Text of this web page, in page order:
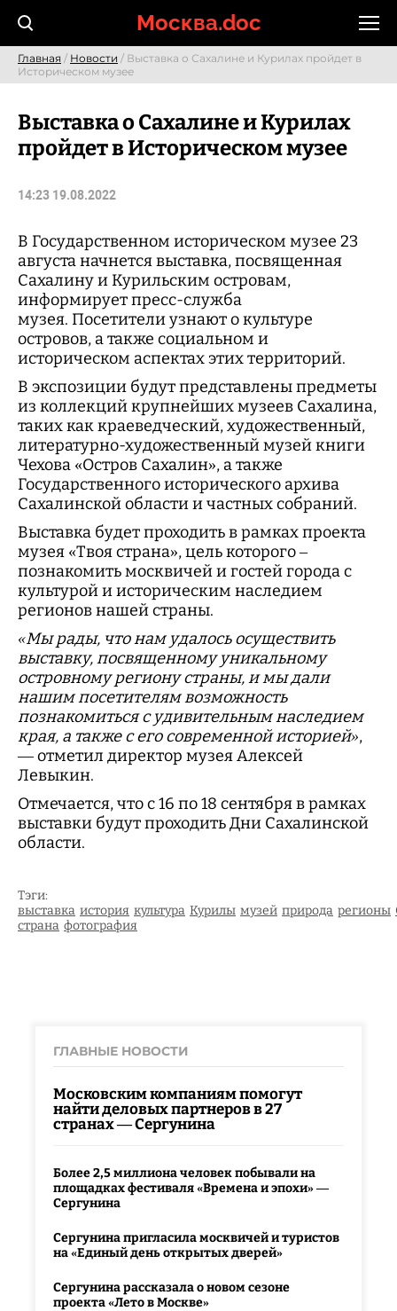
Москва.doc
Главная / Новости / Выставка о Сахалине и Курилах пройдет в
Историческом музее
Выставка о Сахалине и Курилах
пройдет в Историческом музее
14:23 19.08.2022
В Государственном историческом музее 23
августа начнется выставка, посвященная
Сахалину и Курильским островам,
информирует пресс-служба
музея. Посетители узнают о культуре
островов, а также социальном и
историческом аспектах этих территорий.
В экспозиции будут представлены предметы
из коллекций крупнейших музеев Сахалина,
таких как краеведческий, художественный,
литературно-художественный музей книги
Чехова «Остров Сахалин», а также
Государственного исторического архива
Сахалинской области и частных собраний.
Выставка будет проходить в рамках проекта
музея «Твоя страна», цель которого –
познакомить москвичей и гостей города с
культурой и историческим наследием
регионов нашей страны.
«Мы рады, что нам удалось осуществить
выставку, посвященному уникальному
островному региону страны, и мы дали
нашим посетителям возможность
познакомиться с удивительным наследием
края, а также с его современной историей»,
— отметил директор музея Алексей
Левыкин.
Отмечается, что с 16 по 18 сентября в рамках
выставки будут проходить Дни Сахалинской
области.
Тэги:
выставка история культура Курилы музей природа регионы
страна фотография
ГЛАВНЫЕ НОВОСТИ
Московским компаниям помогут
найти деловых партнеров в 27
странах — Сергунина
Более 2,5 миллиона человек побывали на
площадках фестиваля «Времена и эпохи» —
Сергунина
Сергунина пригласила москвичей и туристов
на «Единый день открытых дверей»
Сергунина рассказала о новом сезоне
проекта «Лето в Москве»